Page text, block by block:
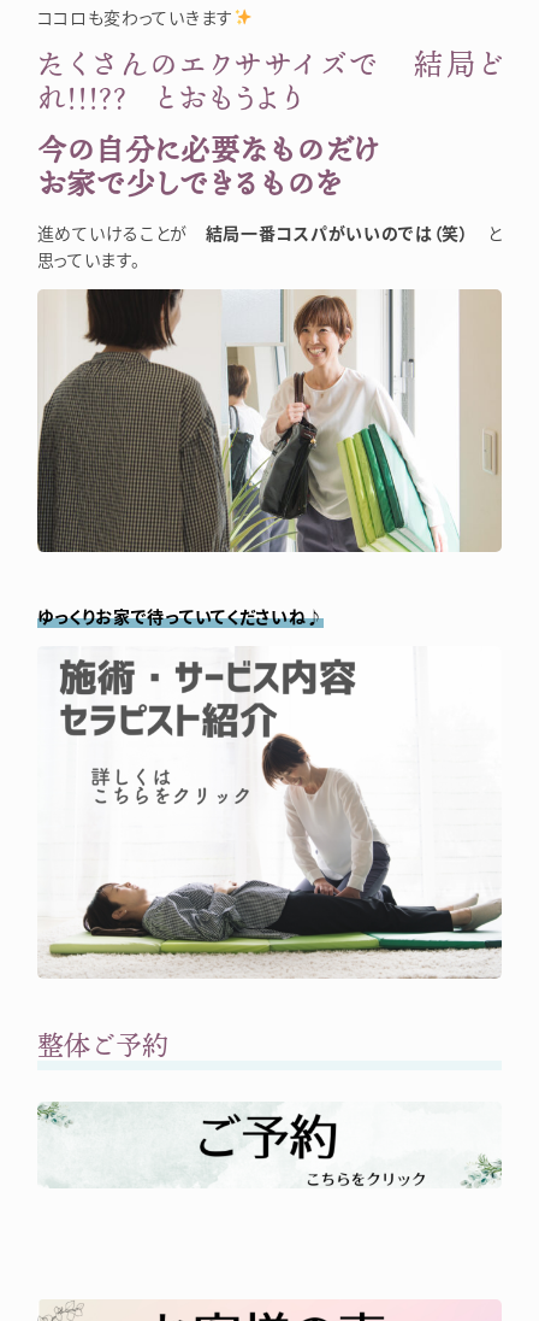
ココロも変わっていきます
たくさんのエクササイズで 結局ど
れ！！！？？ とおもうより
今の自分に必要なものだけ
お家で少しできるものを
進めていけることが 結局一番コスパがいいのでは（笑）
と
思っています。
ゆっくりお家で待っていてくださいね♪
整体ご予約